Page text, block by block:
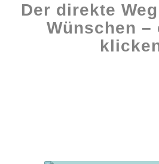
Der direkte
Wünschen –